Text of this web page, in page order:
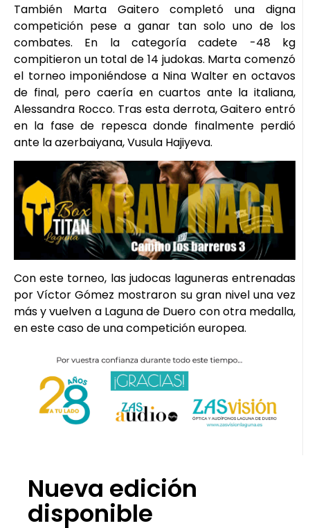
También Marta Gaitero completó una digna
competición pese a ganar tan solo uno de los
combates. En la categoría cadete -48 kg
compitieron un total de 14 judokas. Marta comenzó
el torneo imponiéndose a Nina Walter en octavos
de final, pero caería en cuartos ante la italiana,
Alessandra Rocco. Tras esta derrota, Gaitero entró
en la fase de repesca donde finalmente perdió
ante la azerbaiyana, Vusula Hajiyeva.
Con este torneo, las judocas laguneras entrenadas
por Víctor Gómez mostraron su gran nivel una vez
más y vuelven a Laguna de Duero con otra medalla,
en este caso de una competición europea.
Nueva edición
disponible